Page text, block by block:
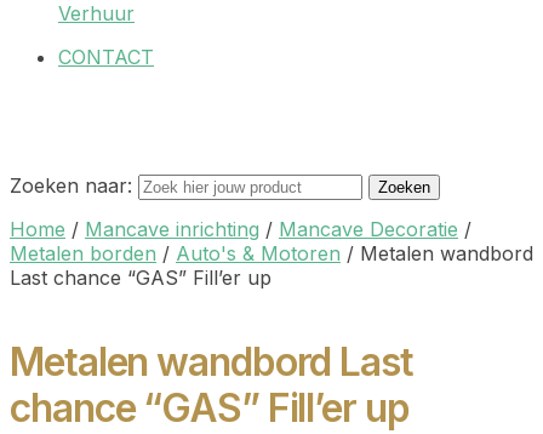
Verhuur
CONTACT
Zoeken naar: Zoeken
Home / Mancave inrichting / Mancave Decoratie /
Metalen borden / Auto's & Motoren / Metalen wandbord
Last chance “GAS” Fill’er up
Metalen wandbord Last
chance “GAS” Fill’er up